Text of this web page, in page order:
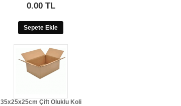
0.00 TL
Sepete Ekle
35x25x25cm Çift Oluklu Koli